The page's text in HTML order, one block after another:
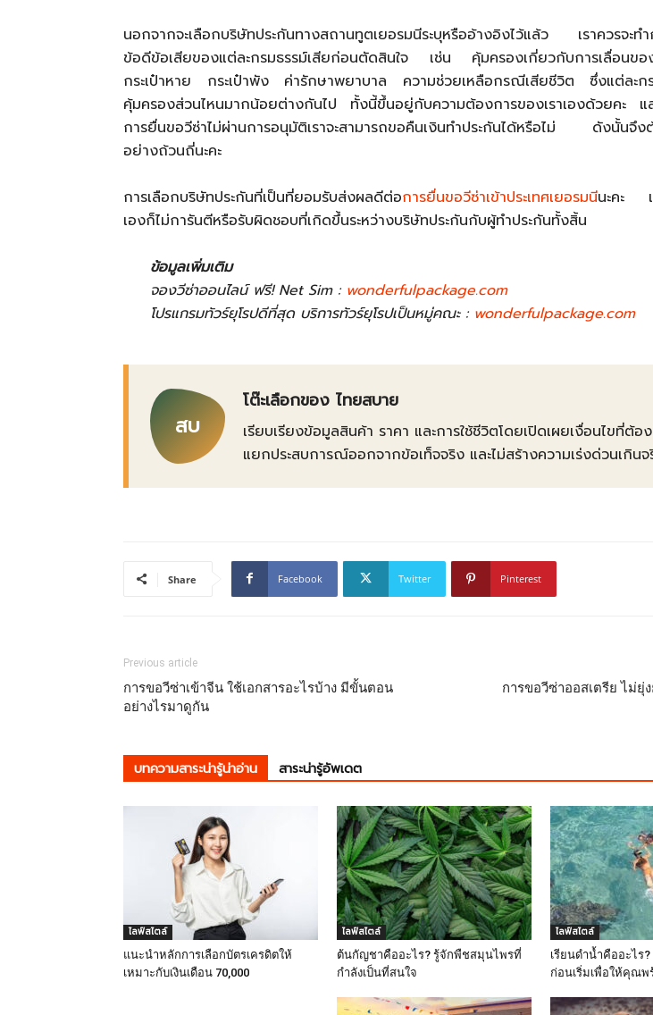
นอกจากจะเลือกบริษัทประกันทางสถานทูตเยอรมนีระบุหรืออ้างอิงไว้แล้ว เราควรจะทำ
ข้อดีข้อเสียของแต่ละกรมธรรม์เสียก่อนตัดสินใจ เช่น คุ้มครองเกี่ยวกับการเลื่อนขอ
กระเป๋าหาย กระเป๋าพัง ค่ารักษาพยาบาล ความช่วยเหลือกรณีเสียชีวิต ซึ่งแต่ละกร
คุ้มครองส่วนไหนมากน้อยต่างกันไป ทั้งนี้ขึ้นอยู่กับความต้องการของเราเองด้วยคะ
การยื่นขอวีซ่าไม่ผ่านการอนุมัติเราจะสามารถขอคืนเงินทำประกันได้หรือไม่ ดังนั้นจึ
อย่างถ้วนถี่นะคะ
การเลือกบริษัทประกันที่เป็นที่ยอมรับส่งผลดีต่อการยื่นขอวีซ่าเข้าประเทศเยอรมนีนะคะ
เองก็ไม่การันตีหรือรับผิดชอบที่เกิดขึ้นระหว่างบริษัทประกันกับผู้ทำประกันทั้งสิ้น
ข้อมูลเพิ่มเติม
จองวีซ่าออนไลน์ ฟรี! Net Sim : wonderfulpackage.com
โปรแกรมทัวร์ยุโรปดีที่สุด บริการทัวร์ยุโรปเป็นหมู่คณะ : wonderfulpackage.com
สบ
โต๊ะเลือกของ ไทยสบาย
เรียบเรียงข้อมูลสินค้า ราคา และการใช้ชีวิตโดยเปิดเผยเงื่อนไขที่ต้อ
แยกประสบการณ์ออกจากข้อเท็จจริง และไม่สร้างความเร่งด่วนเกินจ
Share Facebook Twitter Pinterest
Previous article
การขอวีซ่าเข้าจีน ใช้เอกสารอะไรบ้าง มีขั้นตอน
อย่างไรมาดูกัน
การขอวีซ่าออสเตรีย ไม่ยุ่
บทความสาระน่ารู้น่าอ่าน สาระน่ารู้อัพเดต
ไลฟ์สไตล์
แนะนำหลักการเลือกบัตรเครดิตให้
เหมาะกับเงินเดือน 70,000
ไลฟ์สไตล์
ต้นกัญชาคืออะไร? รู้จักพืชสมุนไพรที่
กำลังเป็นที่สนใจ
ไลฟ์สไตล์
เรียนดำน้ำคืออะไร
ก่อนเริ่มเพื่อให้คุณ